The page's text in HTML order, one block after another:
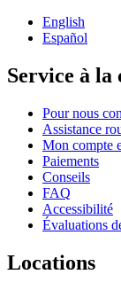
English
Español
Service à la
Pour nous
Assistance
Mon compte
Paiements
Conseils
FAQ
Accessibilité
Évaluations
Locations